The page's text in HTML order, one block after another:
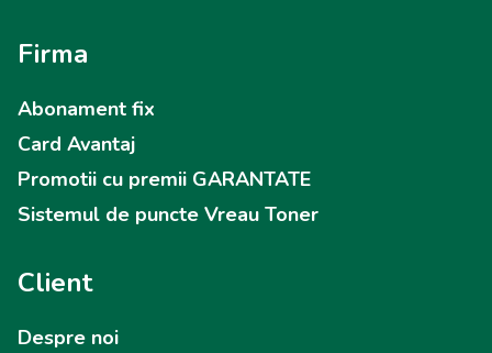
Firma
Abonament fix
Card Avantaj
Promotii cu premii GARANTATE
Sistemul de puncte Vreau Toner
Client
Despre noi